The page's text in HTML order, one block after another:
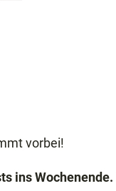
vorbei!
ins Wochenende.